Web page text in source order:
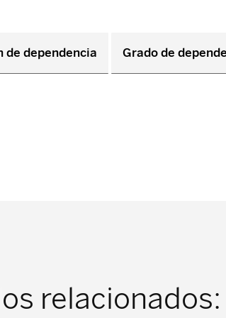
de dependencia Grado de
relacionados: